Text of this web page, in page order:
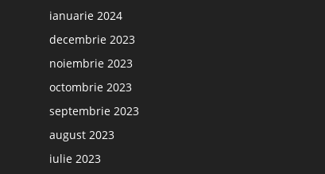
ianuarie 2024
decembrie 2023
noiembrie 2023
octombrie 2023
septembrie 2023
august 2023
iulie 2023